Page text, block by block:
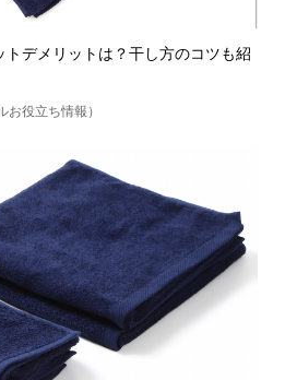
デメリットは？干し方のコツも紹
役立ち情報）